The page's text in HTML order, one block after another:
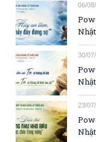
06/
30/
23/